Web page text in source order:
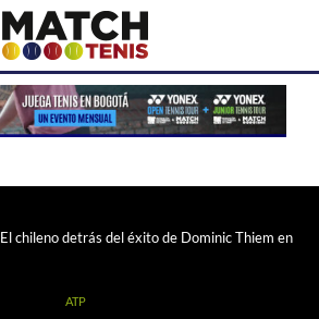
El chileno detrás del éxito de Dominic Thiem en
ATP